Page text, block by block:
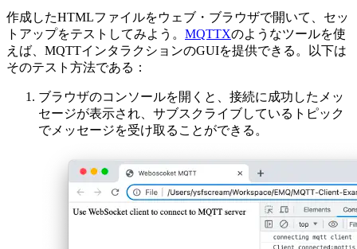
作成したHTMLファイルをウェブ・ブラウザで開いて、セッ
トアップをテストしてみよう。 MQTTXのようなツールを使
えば、MQTTインタラクションのGUIを提供できる。以下は
そのテスト方法である：
ブラウザのコンソールを開くと、接続に成功したメッ
セージが表示され、サブスクライブしているトピック
でメッセージを受け取ることができる。